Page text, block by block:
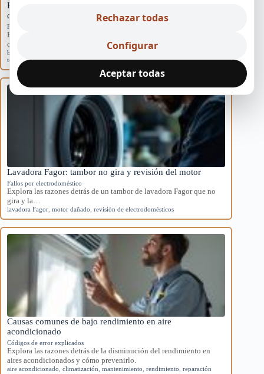
Puerta descolgada en horno Balay por bisagras
desgastadas
Ruidos y comportamientos anómalos
Entiende las causas tras una puerta descolgada en hornos Balay y
cómo el desgaste de…
bisagras desgastadas puerta descolgada
técnico
Lavadora Fagor: tambor no gira y revisión del motor
Fallos por electrodoméstico
Explora las razones detrás de un tambor de lavadora Fagor que no
gira y la…
lavadora Fagor motor dañado revisión de electrodomésticos
Causas comunes de bajo rendimiento en aire
acondicionado
Códigos de error explicados
Explora las razones detrás de la disminución del rendimiento en
aires acondicionados y cómo prevenirlo.
aire acondicionado climatización mantenimiento rendimiento reparación
Rechazar todas
Configurar
Aceptar todas